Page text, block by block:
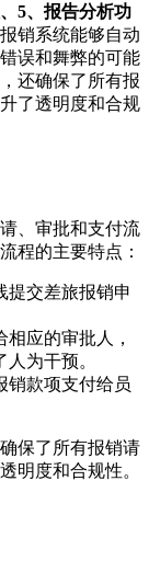
5、报告分析功
销系统能够自动
误和舞弊的可能
还确保了所有报
了透明度和合规
、审批和支付流
程的主要特点：
提交差旅报销申
相应的审批人，
为干预。
销款项支付给员
保了所有报销请
明度和合规性。